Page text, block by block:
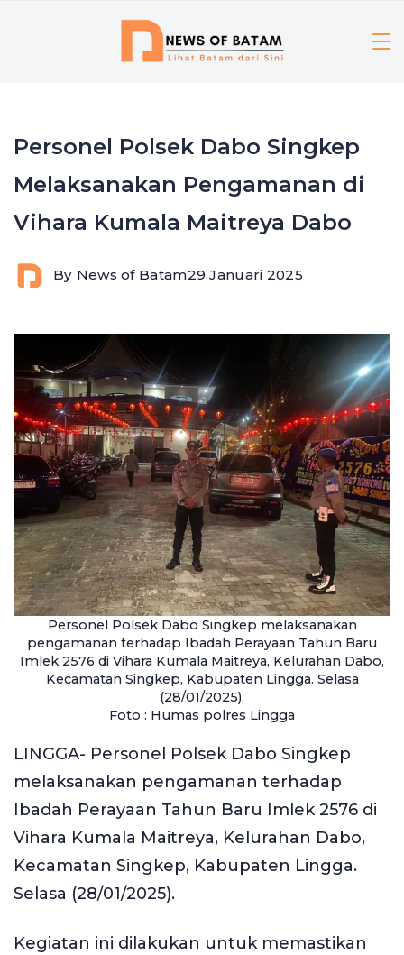
Personel Polsek Dabo Singkep
Melaksanakan Pengamanan di
Vihara Kumala Maitreya Dabo
By News of Batam29 Januari 2025
Personel Polsek Dabo Singkep melaksanakan
pengamanan terhadap Ibadah Perayaan Tahun Baru
Imlek 2576 di Vihara Kumala Maitreya, Kelurahan Dabo,
Kecamatan Singkep, Kabupaten Lingga. Selasa
(28/01/2025).
Foto : Humas polres Lingga
LINGGA- Personel Polsek Dabo Singkep
melaksanakan pengamanan terhadap
Ibadah Perayaan Tahun Baru Imlek 2576 di
Vihara Kumala Maitreya, Kelurahan Dabo,
Kecamatan Singkep, Kabupaten Lingga.
Selasa (28/01/2025).
Kegiatan ini dilakukan untuk memastikan